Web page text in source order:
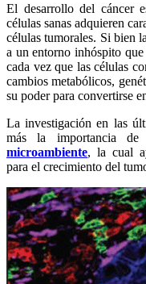
El desarrollo del cáncer
células sanas adquieren
células tumorales. Si bien
a un entorno inhóspito
cada vez que las células
cambios metabólicos,
su poder para convertirse
La investigación en las
más la importancia
microambiente, la cual
para el crecimiento del